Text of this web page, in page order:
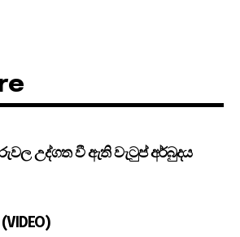
උද්ගත වී ඇති වැටුප් අර්බුදය